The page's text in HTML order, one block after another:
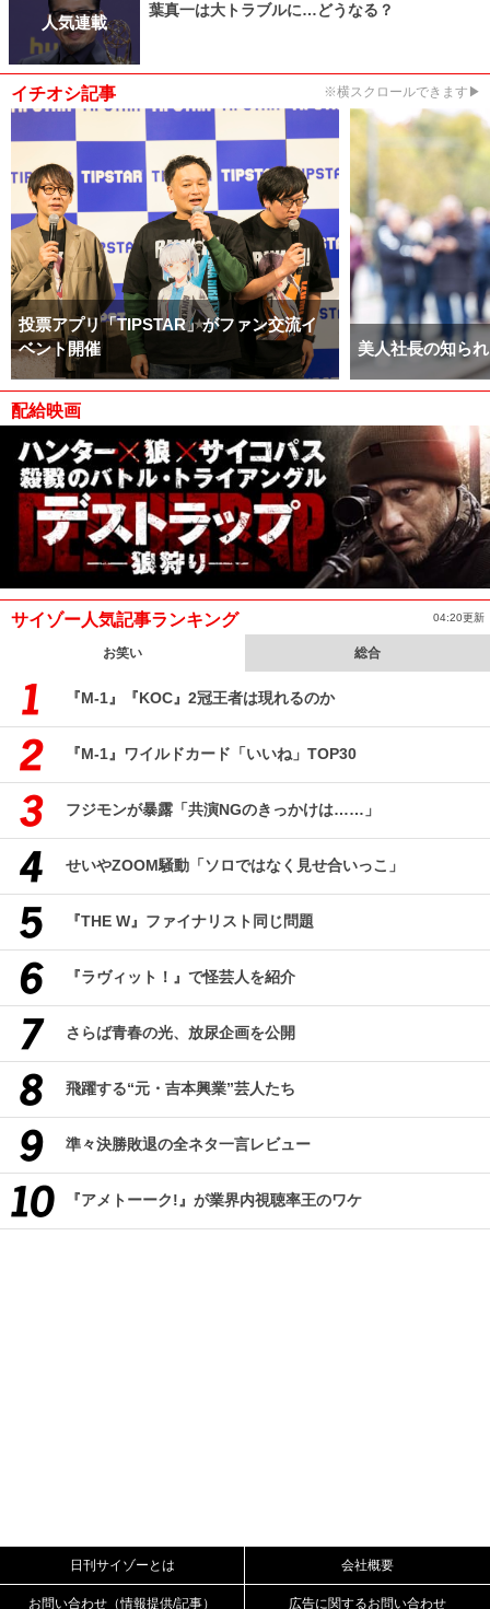
人気連載
葉真一は大トラブルに…どうなる？
イチオシ記事 ※横スクロールできます▶
投票アプリ「TIPSTAR」がファン交流イ
ベント開催
美人社長の知ら
配給映画
サイゾー人気記事ランキング 04:20更新
お笑い 総合
『M-1』『KOC』2冠王者は現れるのか
『M-1』ワイルドカード「いいね」TOP30
フジモンが暴露「共演NGのきっかけは……」
せいやZOOM騒動「ソロではなく見せ合いっこ」
『THE W』ファイナリスト同じ問題
『ラヴィット！』で怪芸人を紹介
さらば青春の光、放尿企画を公開
飛躍する“元・吉本興業”芸人たち
準々決勝敗退の全ネタ一言レビュー
『アメトーーク!』が業界内視聴率王のワケ
日刊サイゾーとは 会社概要
お問い合わせ（情報提供/記事） 広告に関するお問い合わせ